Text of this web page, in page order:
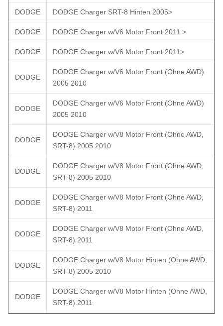
DODGE DODGE Charger SRT-8 Hinten 2005>
DODGE DODGE Charger w/V6 Motor Front 2011 >
DODGE DODGE Charger w/V6 Motor Front 2011>
DODGE
DODGE Charger w/V6 Motor Front (Ohne AWD)
2005 2010
DODGE
DODGE Charger w/V6 Motor Front (Ohne AWD)
2005 2010
DODGE
DODGE Charger w/V8 Motor Front (Ohne AWD,
SRT-8) 2005 2010
DODGE
DODGE Charger w/V8 Motor Front (Ohne AWD,
SRT-8) 2005 2010
DODGE
DODGE Charger w/V8 Motor Front (Ohne AWD,
SRT-8) 2011
DODGE
DODGE Charger w/V8 Motor Front (Ohne AWD,
SRT-8) 2011
DODGE
DODGE Charger w/V8 Motor Hinten (Ohne AWD,
SRT-8) 2005 2010
DODGE
DODGE Charger w/V8 Motor Hinten (Ohne AWD,
SRT-8) 2011